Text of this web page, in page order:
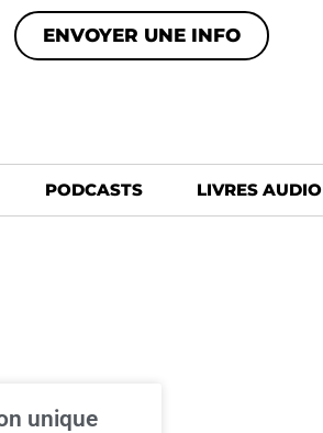
ENVOYER UNE INFO
PODCASTS LIVRES AUDIO
unique